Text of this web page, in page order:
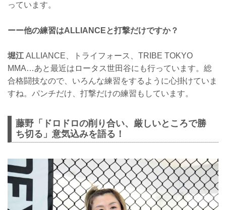
っています。
ーー他の練習はALLIANCEと打撃だけですか？
堀江 ALLIANCE、トライフォース、TRIBE TOKYO
MMA…あと最近はロータス世田谷にも行っています。総
合格闘技なので、いろんな練習をするように心掛けていま
すね。パンチだけ、打撃だけの練習もしています。
藤野「ドロドロの削り合い、厳しいところで勝
ち切る」意気込みを語る！